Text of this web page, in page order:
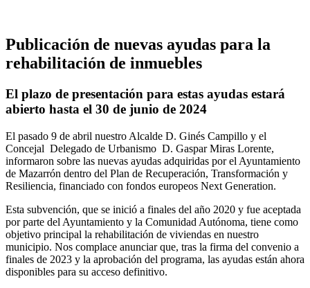
Publicación de nuevas ayudas para la
rehabilitación de inmuebles
El plazo de presentación para estas ayudas estará
abierto hasta el 30 de junio de 2024
El pasado 9 de abril nuestro Alcalde D. Ginés Campillo y el
Concejal Delegado de Urbanismo D. Gaspar Miras Lorente,
informaron sobre las nuevas ayudas adquiridas por el Ayuntamiento
de Mazarrón dentro del Plan de Recuperación, Transformación y
Resiliencia, financiado con fondos europeos Next Generation.
Esta subvención, que se inició a finales del año 2020 y fue aceptada
por parte del Ayuntamiento y la Comunidad Autónoma, tiene como
objetivo principal la rehabilitación de viviendas en nuestro
municipio. Nos complace anunciar que, tras la firma del convenio a
finales de 2023 y la aprobación del programa, las ayudas están ahora
disponibles para su acceso definitivo.